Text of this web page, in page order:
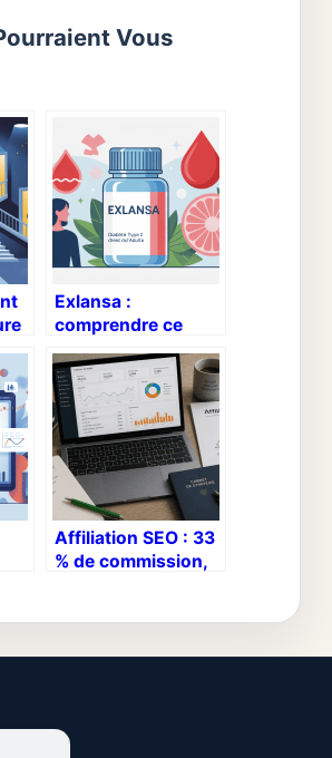
Vous
Exlansa :
comprendre ce
médicament, son
efficacité et son
bon usage
Affiliation SEO : 33
% de commission,